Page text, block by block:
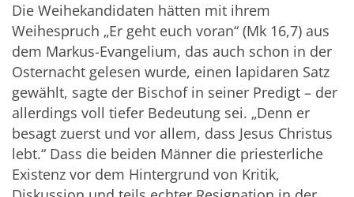
Die Weihekandidaten hätten mit ihrem
Weihespruch „Er geht euch voran“ (Mk 16,7) aus
dem Markus-Evangelium, das auch schon in der
Osternacht gelesen wurde, einen lapidaren Satz
gewählt, sagte der Bischof in seiner Predigt – der
allerdings voll tiefer Bedeutung sei. „Denn er
besagt zuerst und vor allem, dass Jesus Christus
lebt.“ Dass die beiden Männer die priesterliche
Existenz vor dem Hintergrund von Kritik,